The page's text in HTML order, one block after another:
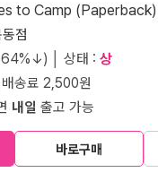
to Camp (Paperback)
점
│ 상태 : 상
송료 2,500원
내일 출고 가능
바로구매